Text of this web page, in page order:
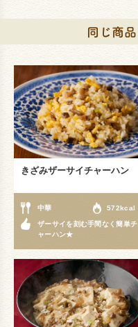
きざみザーサイチャーハン
中華 572kcal
ザーサイを刻む手間なく簡単チ
ャーハン★